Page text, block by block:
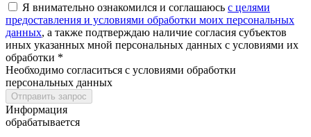
Я внимательно ознакомился и соглашаюсь с целями
предоставления и условиями обработки моих персональных
данных, а также подтверждаю наличие согласия субъектов
иных указанных мной персональных данных с условиями их
обработки *
Необходимо согласиться с условиями обработки
персональных данных
Отправить запрос
Информация
обрабатывается